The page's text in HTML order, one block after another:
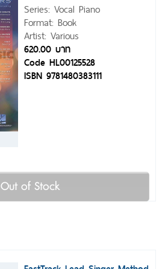
Series: Vocal Piano
Format: Book
Artist: Various
620.00 บาท
Code HL00125528
ISBN 9781480383111
Out of Stock